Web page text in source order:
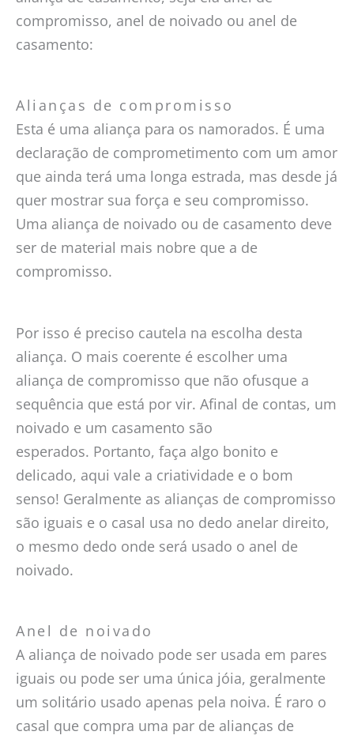
compromisso, anel de noivado ou anel de
casamento:
Alianças de compromisso
Esta é uma aliança para os namorados. É uma
declaração de comprometimento com um amor
que ainda terá uma longa estrada, mas desde já
quer mostrar sua força e seu compromisso.
Uma aliança de noivado ou de casamento deve
ser de material mais nobre que a de
compromisso.
Por isso é preciso cautela na escolha desta
aliança. O mais coerente é escolher uma
aliança de compromisso que não ofusque a
sequência que está por vir. Afinal de contas, um
noivado e um casamento são
esperados. Portanto, faça algo bonito e
delicado, aqui vale a criatividade e o bom
senso! Geralmente as alianças de compromisso
são iguais e o casal usa no dedo anelar direito,
o mesmo dedo onde será usado o anel de
noivado.
Anel de noivado
A aliança de noivado pode ser usada em pares
iguais ou pode ser uma única jóia, geralmente
um solitário usado apenas pela noiva. É raro o
casal que compra uma par de alianças de